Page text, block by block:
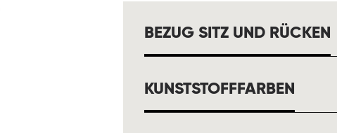
BEZUG SITZ UND RÜCKEN
KUNSTSTOFFFARBEN